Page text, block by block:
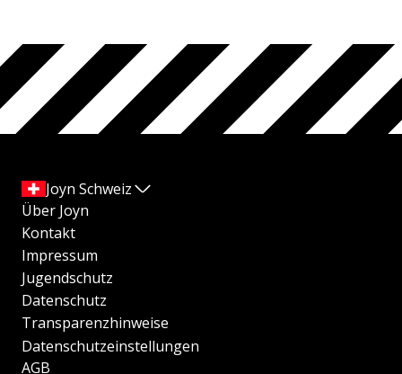
Joyn Schweiz
Über Joyn
Kontakt
Impressum
Jugendschutz
Datenschutz
Transparenzhinweise
Datenschutzeinstellungen
AGB